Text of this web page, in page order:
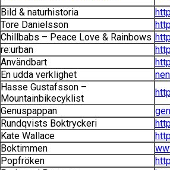
Bild & naturhistoria
Tore Danielsson
Chillbabs – Peace Love & Rainbows
re:urban
Användbart
En udda verklighet
Hasse Gustafsson –
Mountainbikecyklist
Genuspappan
Rundqvists Boktryckeri
Kate Wallace
Boktimmen
Popfröken